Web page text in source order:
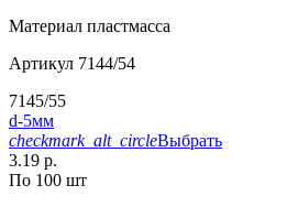
Материал пластмасса
Артикул 7144/54
7145/55
d-5мм
checkmark_alt_circleВыбрать
3.19 р.
По 100 шт